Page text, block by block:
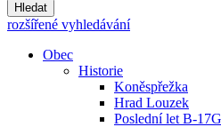
Hledat
rozšířené vyhledávání
Obec
Historie
Koněspřežka
Hrad Louzek
Poslední let B-